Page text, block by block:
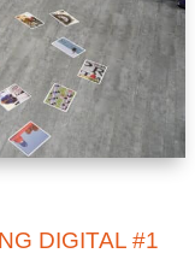
DIGITAL #1